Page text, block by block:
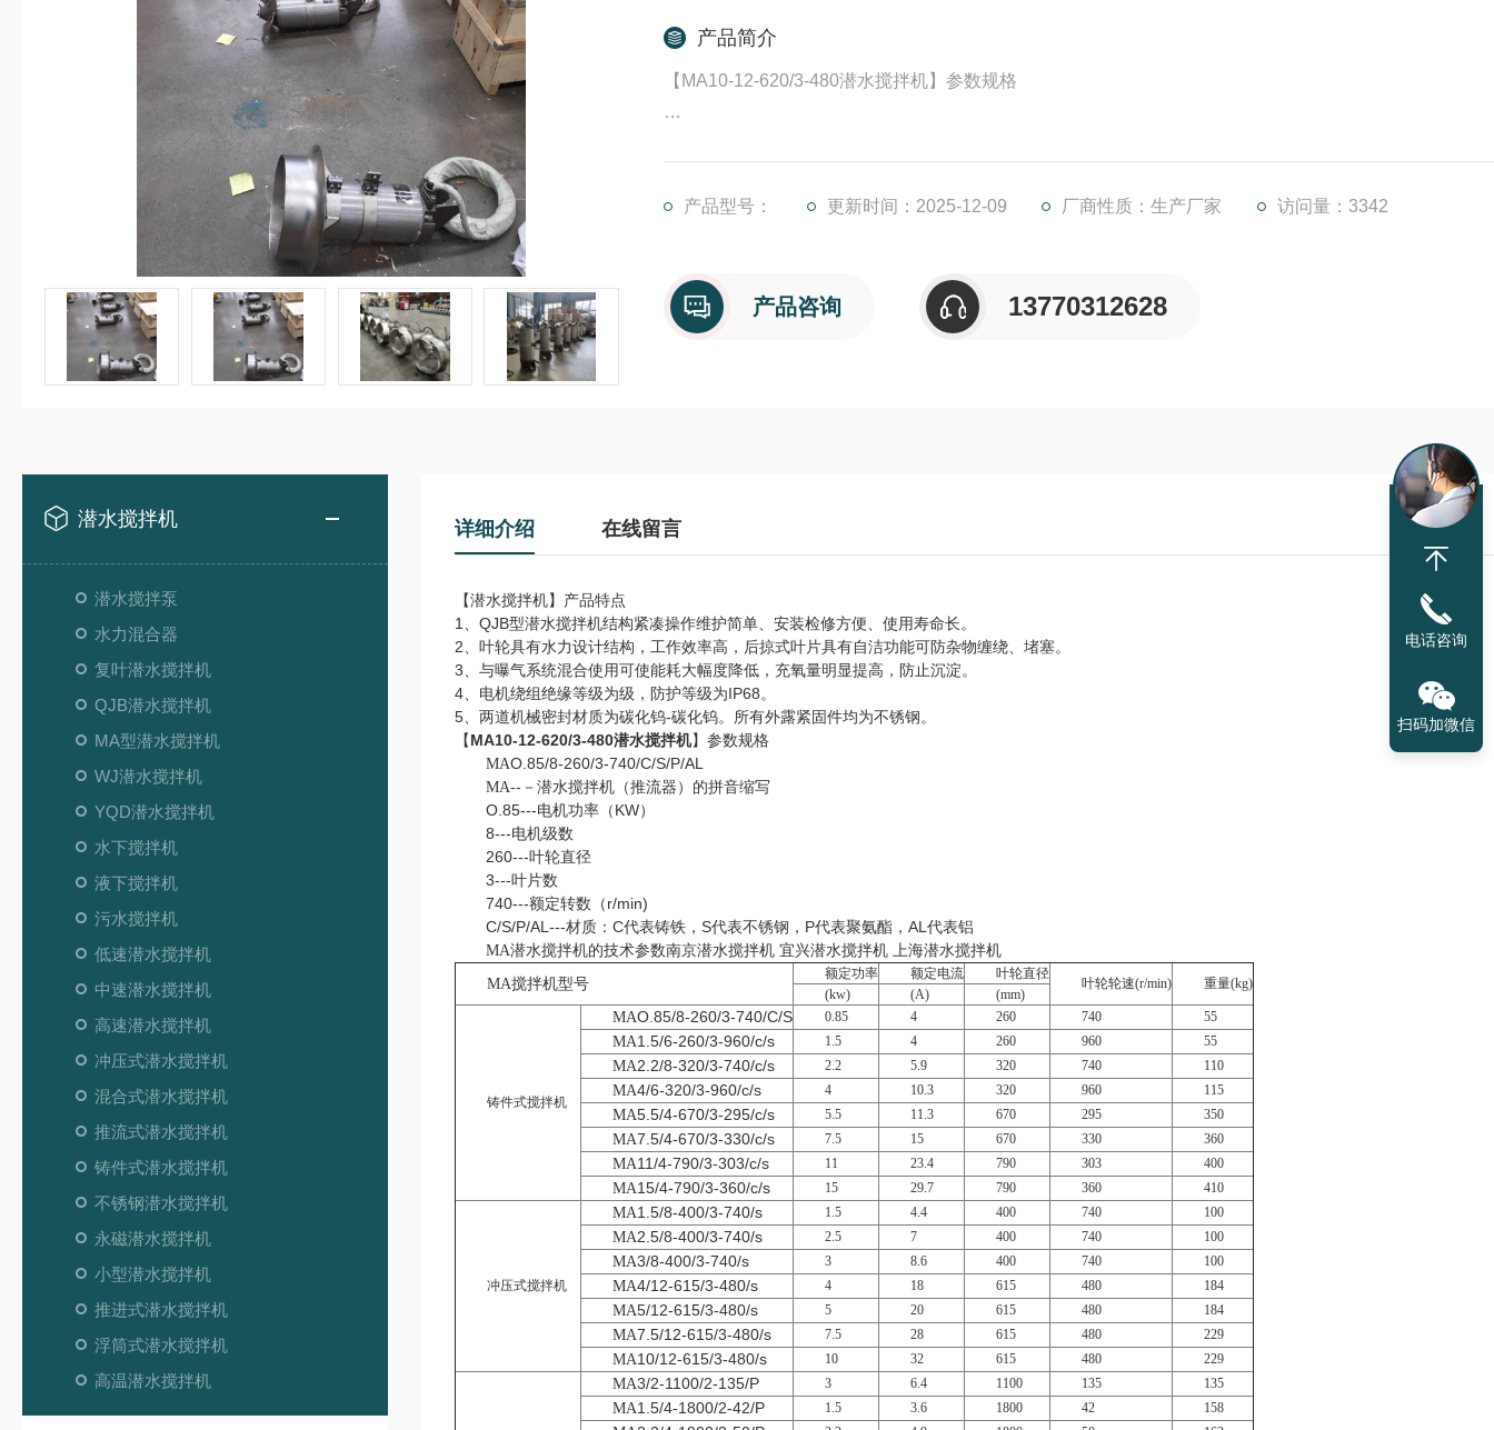
产品简介
【MA10-12-620/3-480潜水搅拌机】参数规格
MA--－潜水搅拌机（推流器）的拼音缩写
8---电机级数
740---额定转数（r/min）
产品型号： 更新时间：2025-12-09 厂商性质：生产厂家 访问量：3342
产品咨询 13770312628
潜水搅拌机
潜水搅拌泵
水力混合器
复叶潜水搅拌机
QJB潜水搅拌机
MA型潜水搅拌机
WJ潜水搅拌机
YQD潜水搅拌机
水下搅拌机
液下搅拌机
污水搅拌机
低速潜水搅拌机
中速潜水搅拌机
高速潜水搅拌机
冲压式潜水搅拌机
混合式潜水搅拌机
推流式潜水搅拌机
铸件式潜水搅拌机
不锈钢潜水搅拌机
永磁潜水搅拌机
小型潜水搅拌机
推进式潜水搅拌机
浮筒式潜水搅拌机
高温潜水搅拌机
详细介绍 在线留言
【潜水搅拌机】产品特点
1、QJB型潜水搅拌机结构紧凑操作维护简单、安装检修方便、使用寿命长。
2、叶轮具有水力设计结构，工作效率高，后掠式叶片具有自洁功能可防杂物缠绕、堵塞。
3、与曝气系统混合使用可使能耗大幅度降低，充氧量明显提高，防止沉淀。
4、电机绕组绝缘等级为级，防护等级为IP68。
5、两道机械密封材质为碳化钨-碳化钨。所有外露紧固件均为不锈钢。
【MA10-12-620/3-480潜水搅拌机】参数规格
MAO.85/8-260/3-740/C/S/P/AL
MA--－潜水搅拌机（推流器）的拼音缩写
O.85---电机功率（KW）
8---电机级数
260---叶轮直径
3---叶片数
740---额定转数（r/min)
C/S/P/AL---材质：C代表铸铁，S代表不锈钢，P代表聚氨酯，AL代表铝
MA潜水搅拌机的技术参数南京潜水搅拌机 宜兴潜水搅拌机 上海潜水搅拌机
MA搅拌机型号
额定功率 额定电流 叶轮直径
叶轮轮速(r/min) 重量(kg)
(kw) (A) (mm)
铸件式搅拌机
MAO.85/8-260/3-740/C/S 0.85 4 260 740 55
MA1.5/6-260/3-960/c/s 1.5 4 260 960 55
MA2.2/8-320/3-740/c/s 2.2 5.9 320 740 110
MA4/6-320/3-960/c/s 4 10.3 320 960 115
MA5.5/4-670/3-295/c/s 5.5 11.3 670 295 350
MA7.5/4-670/3-330/c/s 7.5 15 670 330 360
MA11/4-790/3-303/c/s 11 23.4 790 303 400
MA15/4-790/3-360/c/s 15 29.7 790 360 410
冲压式搅拌机
MA1.5/8-400/3-740/s 1.5 4.4 400 740 100
MA2.5/8-400/3-740/s 2.5 7 400 740 100
MA3/8-400/3-740/s 3 8.6 400 740 100
MA4/12-615/3-480/s 4 18 615 480 184
MA5/12-615/3-480/s 5 20 615 480 184
MA7.5/12-615/3-480/s 7.5 28 615 480 229
MA10/12-615/3-480/s 10 32 615 480 229
MA3/2-1100/2-135/P 3 6.4 1100 135 135
MA1.5/4-1800/2-42/P 1.5 3.6 1800 42 158
电话咨询
扫码加微信